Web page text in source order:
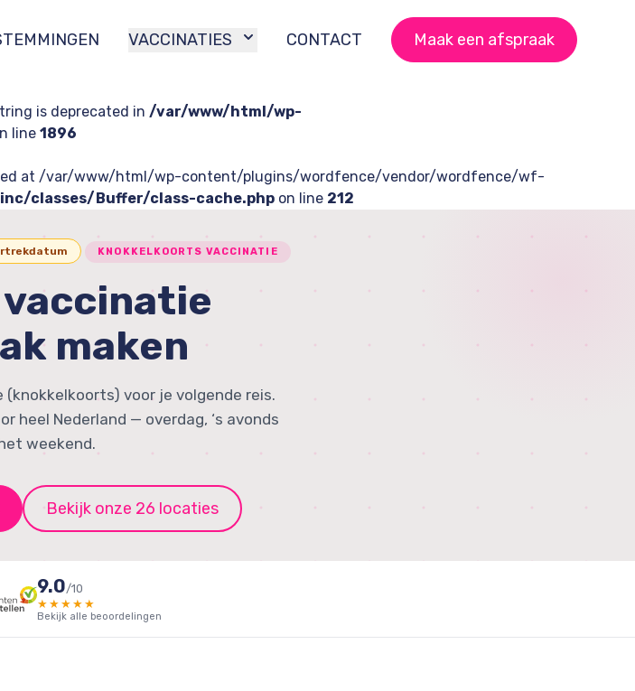
is deprecated in /var/www/html/wp-
line 1896
at /var/www/html/wp-content/plugins/wordfence/vendor/wordfence/wf-
classes/Buffer/class-cache.php on line 212
VACCINATIES CONTACT Maak een afspraak
KNOKKELKOORTS VACCINATIE
vaccinatie
maken
voor je volgende reis.
heel Nederland — overdag, ‘s avonds
weekend.
Bekijk onze 26 locaties
9.0/10
★★★★★
Bekijk alle beoordelingen